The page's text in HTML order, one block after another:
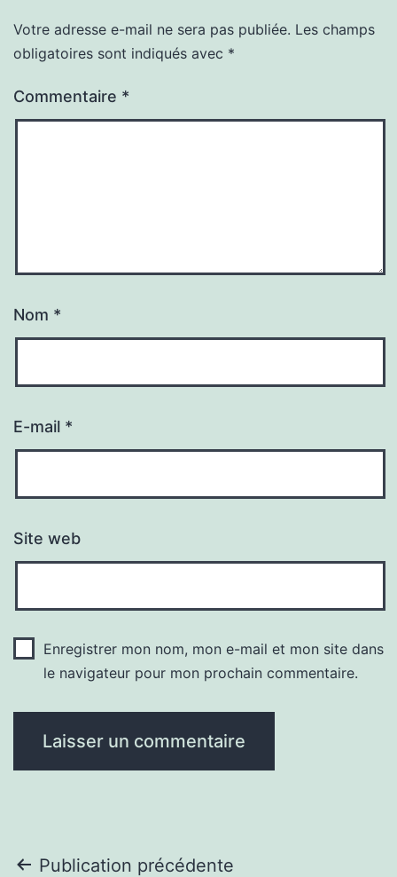
Votre adresse e-mail ne sera pas publiée. Les champs
obligatoires sont indiqués avec *
Commentaire *
Nom *
E-mail *
Site web
Enregistrer mon nom, mon e-mail et mon site dans
le navigateur pour mon prochain commentaire.
Publication précédente